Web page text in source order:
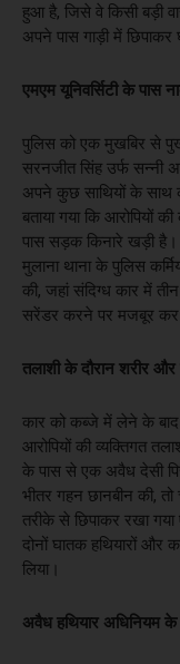
हुआ है, जिसे वे किसी बड़ी
अपने पास गाड़ी में छिपाकर
एमएम यूनिवर्सिटी के पास
पुलिस को एक मुखबिर से
सरनजीत सिंह उर्फ
अपने कुछ साथियों के साथ
बताया गया कि आरोपियों
पास सड़क किनारे खड़ी है।
मुलाना थाना के पुलिस
की, जहां संदिग्ध कार में
सरेंडर करने पर मजबूर कर
तलाशी के दौरान शरीर
कार को कब्जे में लेने के बाद
आरोपियों की व्यक्तिगत
के पास से एक अवैध देसी
भीतर गहन छानबीन की,
तरीके से छिपाकर रखा
दोनों घातक हथियारों और
लिया।
अवैध हथियार अधिनियम